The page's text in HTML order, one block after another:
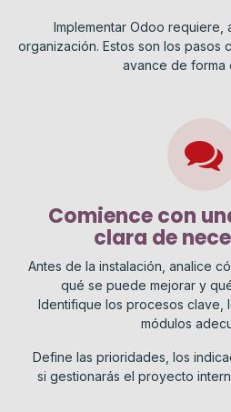
Implementar Odoo requiere,
organización. Estos son los pasos
avance de forma
Comience con
clara de
Antes de la instalación, analice
qué se puede mejorar y
Identifique los procesos clave,
módulos
Define las prioridades, los
si gestionarás el proyecto